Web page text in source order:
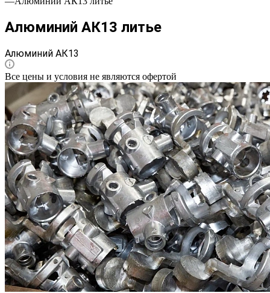
Алюминий АК13 литье
Алюминий АК13
Все цены и условия не являются офертой